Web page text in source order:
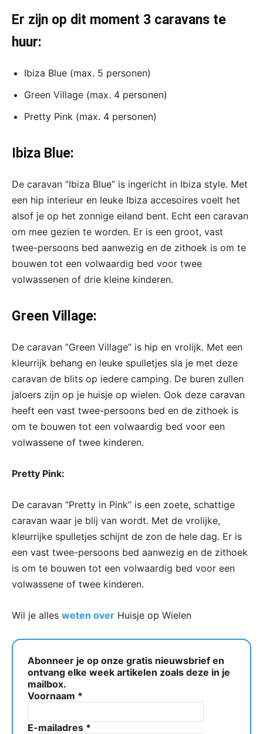
Er zijn op dit moment 3 caravans te
huur:
Ibiza Blue (max. 5 personen)
Green Village (max. 4 personen)
Pretty Pink (max. 4 personen)
Ibiza Blue:
De caravan ”Ibiza Blue” is ingericht in Ibiza style. Met
een hip interieur en leuke Ibiza accesoires voelt het
alsof je op het zonnige eiland bent. Echt een caravan
om mee gezien te worden. Er is een groot, vast
twee-persoons bed aanwezig en de zithoek is om te
bouwen tot een volwaardig bed voor twee
volwassenen of drie kleine kinderen.
Green Village:
De caravan ”Green Village” is hip en vrolijk. Met een
kleurrijk behang en leuke spulletjes sla je met deze
caravan de blits op iedere camping. De buren zullen
jaloers zijn op je huisje op wielen. Ook deze caravan
heeft een vast twee-persoons bed en de zithoek is
om te bouwen tot een volwaardig bed voor een
volwassene of twee kinderen.
Pretty Pink:
De caravan ”Pretty in Pink” is een zoete, schattige
caravan waar je blij van wordt. Met de vrolijke,
kleurrijke spulletjes schijnt de zon de hele dag. Er is
een vast twee-persoons bed aanwezig en de zithoek
is om te bouwen tot een volwaardig bed voor een
volwassene of twee kinderen.
Wil je alles weten over Huisje op Wielen
Abonneer je op onze gratis nieuwsbrief en
ontvang elke week artikelen zoals deze in je
mailbox.
Voornaam *
E-mailadres *